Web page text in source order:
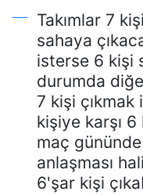
Takımlar 7
sahaya
isterse 6 kişi
durumda
7 kişi
kişiye karşı
maç gününde
anlaşması
6'şar kişi